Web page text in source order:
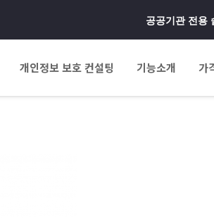
공공기관 전용
개인정보 보호 컨설팅 기능소개 가